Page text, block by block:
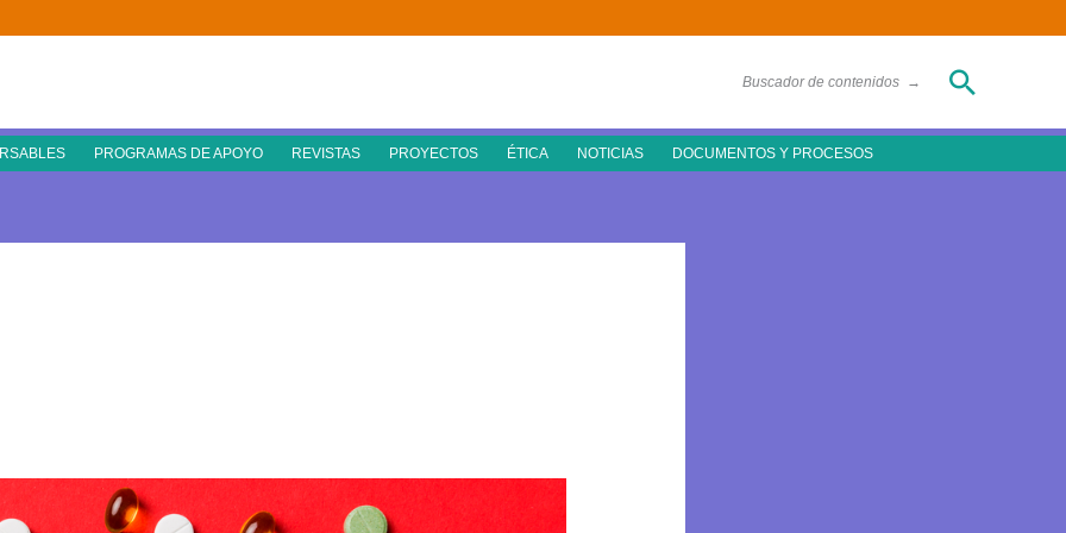
Buscador de contenidos → Buscar
PROGRAMAS DE APOYO REVISTAS PROYECTOS ÉTICA NOTICIAS DOCUMENTOS Y PROCESOS